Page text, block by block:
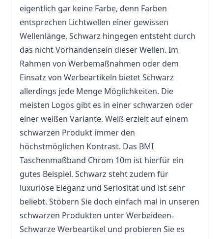
eigentlich gar keine Farbe, denn Farben
entsprechen Lichtwellen einer gewissen
Wellenlänge, Schwarz hingegen entsteht durch
das nicht Vorhandensein dieser Wellen. Im
Rahmen von Werbemaßnahmen oder dem
Einsatz von Werbeartikeln bietet Schwarz
allerdings jede Menge Möglichkeiten. Die
meisten Logos gibt es in einer schwarzen oder
einer weißen Variante. Weiß erzielt auf einem
schwarzen Produkt immer den
höchstmöglichen Kontrast. Das BMI
Taschenmaßband Chrom 10m ist hierfür ein
gutes Beispiel. Schwarz steht zudem für
luxuriöse Eleganz und Seriosität und ist sehr
beliebt. Stöbern Sie doch einfach mal in unseren
schwarzen Produkten unter Werbeideen-
Schwarze Werbeartikel und probieren Sie es